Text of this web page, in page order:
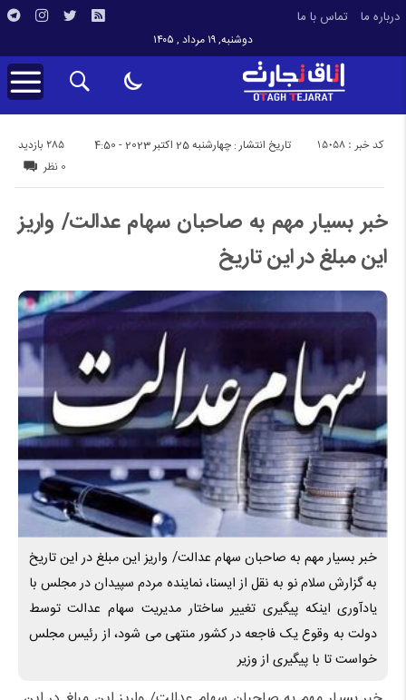
درباره ما تماس با ما
دوشنبه, ۱۹ مرداد , ۱۴۰۵
تاریخ انتشار : چهارشنبه 25 اکتبر 2023 - 4:50 285 بازدید کد خبر : 15058
0 نظر
خبر بسیار مهم به صاحبان سهام عدالت/ واریز
این مبلغ در این تاریخ
خبر بسیار مهم به صاحبان سهام عدالت/ واریز این مبلغ در این تاریخ
​به گزارش سلام نو به نقل از ایسنا، نماینده مردم سپیدان در مجلس با
یادآوری اینکه پیگیری تغییر ساختار مدیریت سهام عدالت توسط
دولت به وقوع یک فاجعه در کشور منتهی می شود، از رئیس مجلس
خواست تا با پیگیری از وزیر